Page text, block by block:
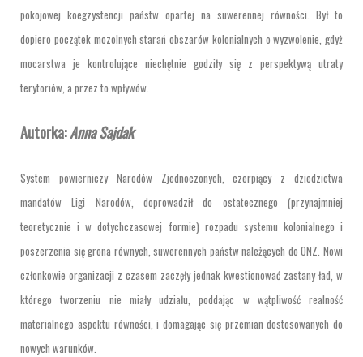
pokojowej koegzystencji państw opartej na suwerennej równości. Był to
dopiero początek mozolnych starań obszarów kolonialnych o wyzwolenie, gdyż
mocarstwa je kontrolujące niechętnie godziły się z perspektywą utraty
terytoriów, a przez to wpływów.
Autorka:Anna Sajdak
System powierniczy Narodów Zjednoczonych, czerpiący z dziedzictwa
mandatów Ligi Narodów, doprowadził do ostatecznego (przynajmniej
teoretycznie i w dotychczasowej formie) rozpadu systemu kolonialnego i
poszerzenia się grona równych, suwerennych państw należących do ONZ. Nowi
członkowie organizacji z czasem zaczęły jednak kwestionować zastany ład, w
którego tworzeniu nie miały udziału, poddając w wątpliwość realność
materialnego aspektu równości, i domagając się przemian dostosowanych do
nowych warunków.